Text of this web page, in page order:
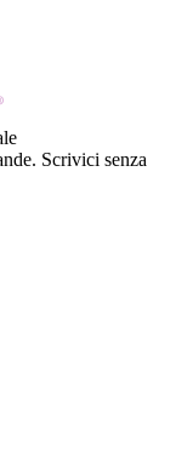
Scrivici senza